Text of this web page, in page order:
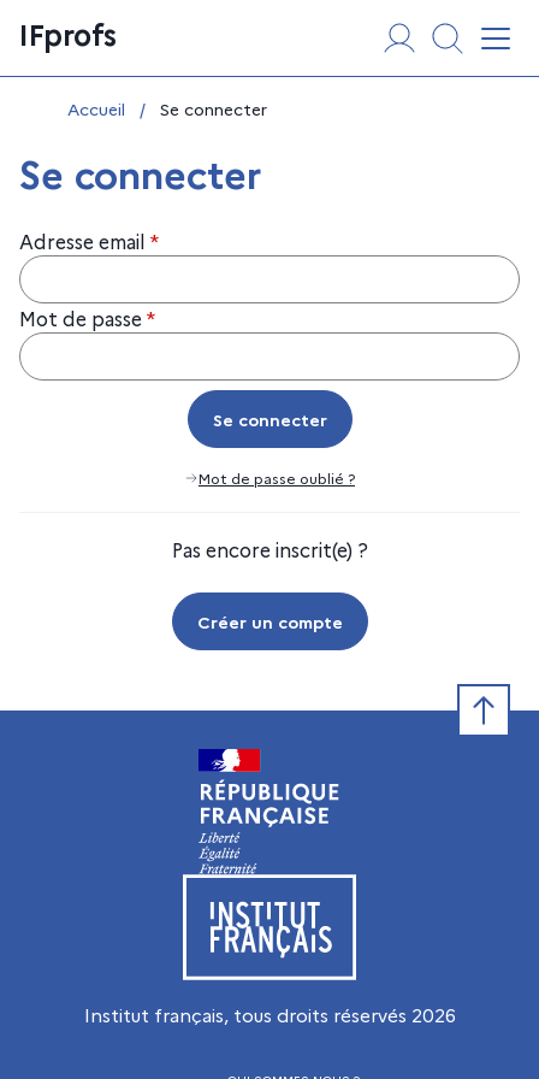
au
contenu
IFprofs
Vous êtes ici :
Accueil / Se connecter
Se connecter
Adresse email *
Mot de passe *
Se connecter
Se connecter
Mot de passe oublié ?
Pas encore inscrit(e) ?
Créer un compte
Visiter le site de l’Institut français
Institut français, tous droits réservés 2026